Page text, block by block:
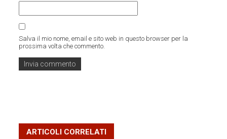
Salva il mio nome, email e sito web in questo browser per la
prossima volta che commento.
ARTICOLI CORRELATI